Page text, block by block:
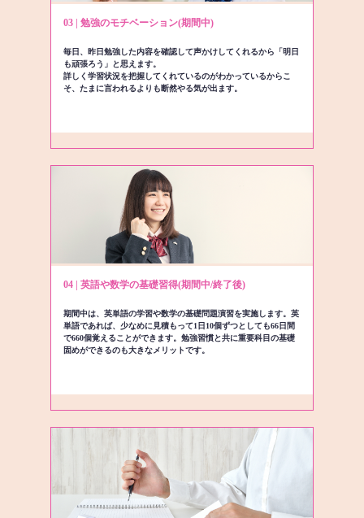
03 | 勉強のモチベーション(期間中)
毎日、昨日勉強した内容を確認して声かけしてくれるから「明日
も頑張ろう」と思えます。
詳しく学習状況を把握してくれているのがわかっているからこ
そ、たまに言われるよりも断然やる気が出ます。
04 | 英語や数学の基礎習得(期間中/終了後)
期間中は、英単語の学習や数学の基礎問題演習を実施します。英
単語であれば、少なめに見積もって1日10個ずつとしても66日間
で660個覚えることができます。勉強習慣と共に重要科目の基礎
固めができるのも大きなメリットです。